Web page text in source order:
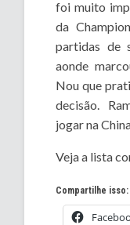
foi muito
da
partidas de
aonde
Nou que
decisão.
jogar na
Veja a lista
Compartilhe isso: